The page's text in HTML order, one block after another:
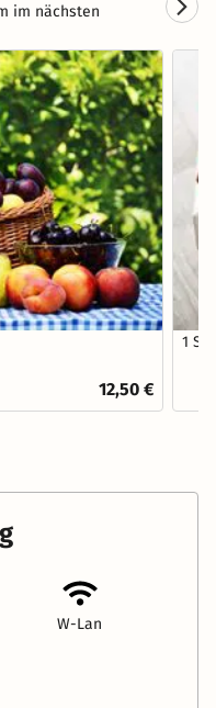
im nächsten
12,50 €
1
W-Lan